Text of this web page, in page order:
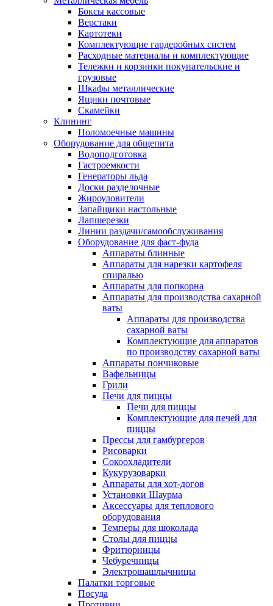
Боксы кассовые
Верстаки
Картотеки
Комплектующие гардеробных систем
Расходные материалы и комплектующие
Тележки и корзинки покупательские и
грузовые
Шкафы металлические
Ящики почтовые
Скамейки
Клининг
Поломоечные машины
Оборудование для общепита
Водоподготовка
Гастроемкости
Генераторы льда
Доски разделочные
Жироуловители
Запайщики настольные
Лапшерезки
Линии раздачи/самообслуживания
Оборудование для фаст-фуда
Аппараты блинные
Аппараты для нарезки картофеля
спиралью
Аппараты для попкорна
Аппараты для производства сахарной
ваты
Аппараты для производства
сахарной ваты
Комплектующие для аппаратов
по производству сахарной ваты
Аппараты пончиковые
Вафельницы
Грили
Печи для пиццы
Печи для пиццы
Комплектующие для печей для
пиццы
Прессы для гамбургеров
Рисоварки
Сокоохладители
Кукурузоварки
Аппараты для хот-догов
Установки Шаурма
Аксессуары для теплового
оборудования
Темперы для шоколада
Столы для пиццы
Фритюрницы
Чебуречницы
Электрошашлычницы
Палатки торговые
Посуда